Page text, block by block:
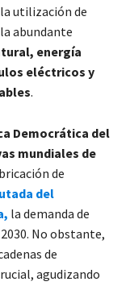
utilización de
abundante
energía
eléctricos y
.
Democrática del
mundiales de
de
del
la demanda de
No obstante,
de
agudizando